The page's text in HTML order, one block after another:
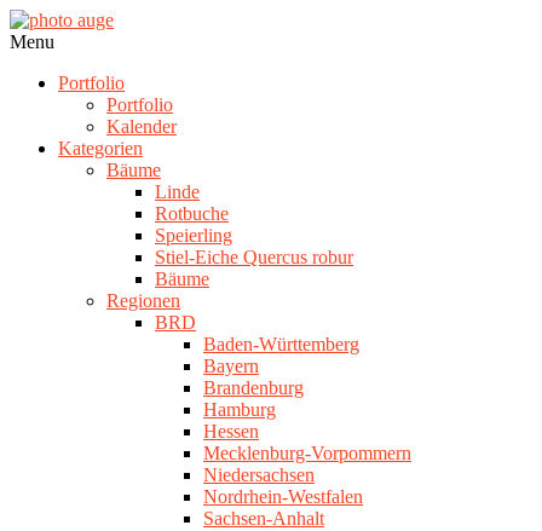
Skip
to
photo
Navigation
Menu
Portfolio
Portfolio
Kalender
Kategorien
Bäume
Linde
Rotbuche
Speierling
Stiel-Eiche Quercus robur
Bäume
Regionen
BRD
Baden-Württemberg
Bayern
Brandenburg
Hamburg
Hessen
Mecklenburg-Vorpommern
Niedersachsen
Nordrhein-Westfalen
Sachsen-Anhalt